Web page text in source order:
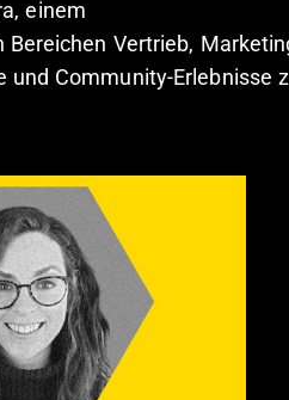
einem
Vertrieb,
Community-Erlebnisse